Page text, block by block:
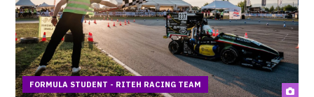
FORMULA STUDENT - RITEH RACING TEAM